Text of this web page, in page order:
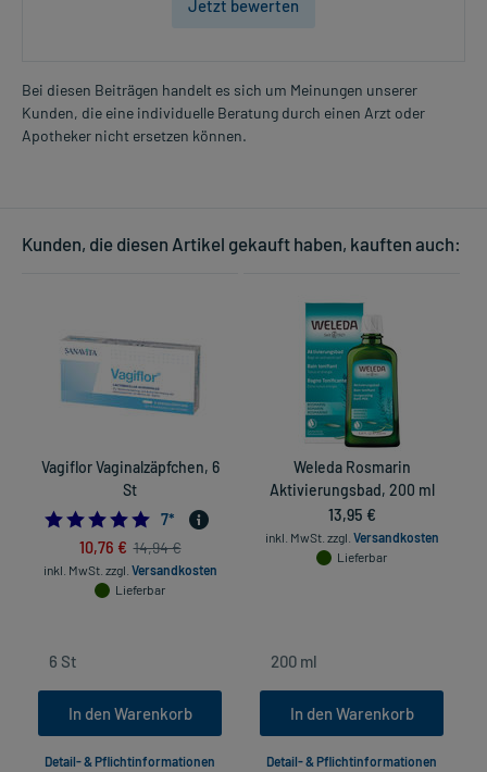
Jetzt bewerten
Bei diesen Beiträgen handelt es sich um Meinungen unserer
Kunden, die eine individuelle Beratung durch einen Arzt oder
Apotheker nicht ersetzen können.
Kunden, die diesen Artikel gekauft haben, kauften auch:
Vagiflor Vaginalzäpfchen, 6
St
5.0
7*
10,76 € 14,94 €
inkl. MwSt. zzgl. Versandkosten
Lieferbar
In den Warenkorb
Detail- & Pflichtinformationen
Weleda Rosmarin
Aktivierungsbad, 200 ml
13,95 €
inkl. MwSt. zzgl. Versandkosten
Lieferbar
In den Warenkorb
Detail- & Pflichtinformationen